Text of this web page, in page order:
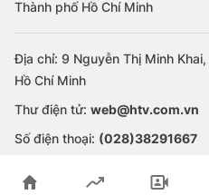
Thành phố Hồ Chí Minh
Địa chỉ: 9 Nguyễn Thị Minh
Hồ Chí Minh
Thư điện tử: web@htv.com.vn
Số điện thoại: (028)38291667